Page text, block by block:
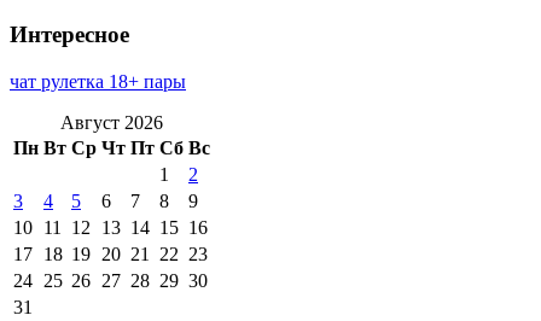
Интересное
чат рулетка 18+ пары
Август 2026
Пн Вт Ср Чт Пт Сб Вс
1
2
3
4 5 6 7 8
9
10 11 12 13 14 15 16
17 18 19 20 21 22 23
24 25 26 27 28 29 30
31